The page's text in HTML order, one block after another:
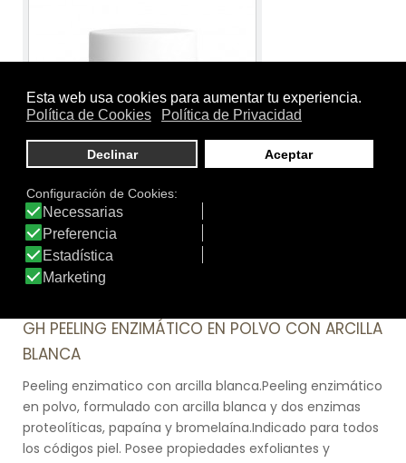
Tamaño:40g
Marca:gh Gema Herrerías
GH PEELING ENZIMÁTICO EN POLVO CON ARCILLA
BLANCA
Peeling enzimatico con arcilla blanca.Peeling enzimático
en polvo, formulado con arcilla blanca y dos enzimas
proteolíticas, papaína y bromelaína.Indicado para todos
los códigos piel. Posee propiedades exfoliantes y